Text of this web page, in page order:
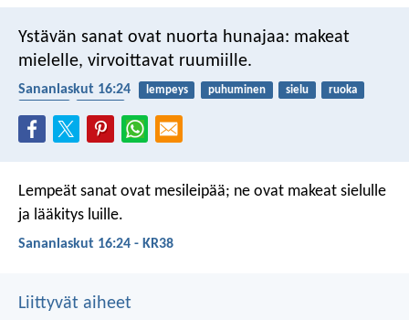
Ystävän sanat ovat nuorta hunajaa: makeat
mielelle, virvoittavat ruumiille.
Sananlaskut 16:24 lempeys puhuminen sielu
ruoka
Lempeät sanat ovat mesileipää; ne ovat makeat sielulle
ja lääkitys luille.
Sananlaskut 16:24 - KR38
Liittyvät aiheet